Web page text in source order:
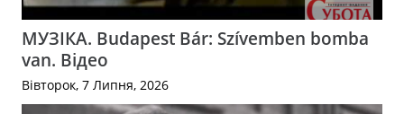
МУЗІКА. Budapest Bár: Szívemben bomba
van. Відео
Вівторок, 7 Липня, 2026